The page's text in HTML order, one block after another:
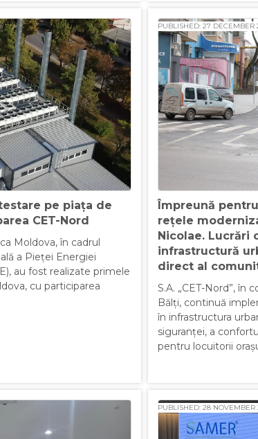
pe piața de
CET-Nord
Moldova, în cadrul
a Pieței Energiei
au fost realizate primele
cu participarea
Împreună
rețele
Nicolae. Lucrări
infrastructură
direct al
PUBLISHED: 27 DECEMBER
S.A. „CET-Nord”, în
Bălți, continuă
în infrastructura
siguranței, a
pentru locuitorii
PUBLISHED: 28 NOVEMBER